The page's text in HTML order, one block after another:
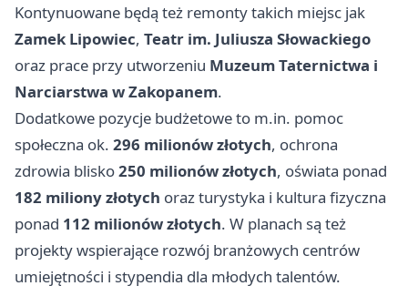
Kontynuowane będą też remonty takich miejsc jak
Zamek Lipowiec, Teatr im. Juliusza Słowackiego
oraz prace przy utworzeniu Muzeum Taternictwa i
Narciarstwa w Zakopanem.
Dodatkowe pozycje budżetowe to m.in. pomoc
społeczna ok. 296 milionów złotych, ochrona
zdrowia blisko250 milionów złotych, oświata ponad
182 miliony złotych oraz turystyka i kultura fizyczna
ponad 112 milionów złotych. W planach są też
projekty wspierające rozwój branżowych centrów
umiejętności i stypendia dla młodych talentów.